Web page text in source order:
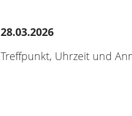
28.03.2026
Treffpunkt, Uhrzeit und